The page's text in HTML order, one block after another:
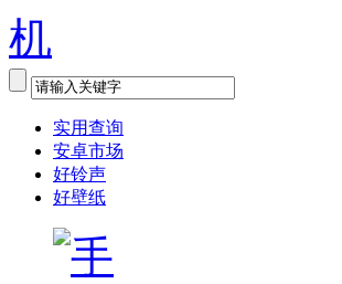
实用查询
安卓市场
好铃声
好壁纸